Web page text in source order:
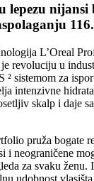
lepezu nijansi
116.
L’Oreal
revoluciju u
² sistemom za
intenzivne
skalp i daje
pruža bogate
i neograničene
za svaku
udobnost